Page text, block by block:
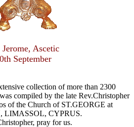
Jerome, Ascetic
September
collection of more than 2300
compiled by the late Rev.Christopher
of the Church of ST.GEORGE at
LIMASSOL, CYPRUS.
pray for us.